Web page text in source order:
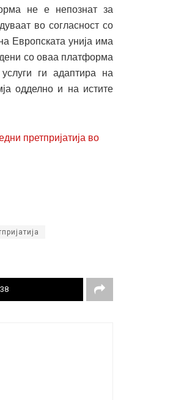
не е непознат за
во согласност со
Европската унија има
со оваа платформа
ги адаптира на
одделно и на истите
претпријатија во
38